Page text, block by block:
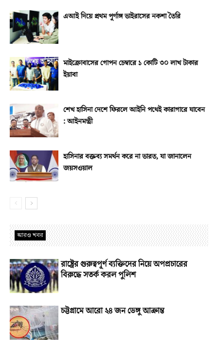
এআই দিয়ে প্রথম পূর্ণাঙ্গ ভাইরাসের নকশা তৈরি
মাইক্রোবাসের গোপন চেম্বারে ১ কোটি ৩০ লাখ টাকার
ইয়াবা
শেখ হাসিনা দেশে ফিরলে আইনি পথেই কারাগারে যাবেন
: আইনমন্ত্রী
হাসিনার বক্তব্য সমর্থন করে না ভারত, যা জানালেন
জয়সওয়াল
আরও খবর
রাষ্ট্রের গুরুত্বপূর্ণ ব্যক্তিদের নিয়ে অপপ্রচারের
বিরুদ্ধে সতর্ক করল পুলিশ
চট্টগ্রামে আরো ২৪ জন ডেঙ্গু আক্রান্ত